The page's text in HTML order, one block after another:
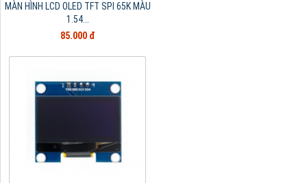
MÀN HÌNH LCD OLED TFT SPI 65K MÀU
1.54...
85.000 đ